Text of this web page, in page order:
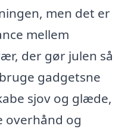
men det er
mellem
der gør julen så
gadgetsne
sjov og glæde,
overhånd og